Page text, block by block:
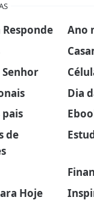
Ano
Senhor
Dia
pais
de
Hoje